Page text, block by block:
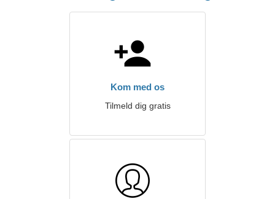
Kom med os
Tilmeld dig gratis